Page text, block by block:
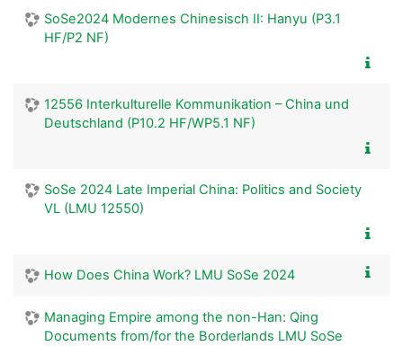
SoSe2024 Modernes Chinesisch II: Hanyu (P3.1
HF/P2 NF)
12556 Interkulturelle Kommunikation – China und
Deutschland (P10.2 HF/WP5.1 NF)
SoSe 2024 Late Imperial China: Politics and Society
VL (LMU 12550)
How Does China Work? LMU SoSe 2024
Managing Empire among the non-Han: Qing
Documents from/for the Borderlands LMU SoSe